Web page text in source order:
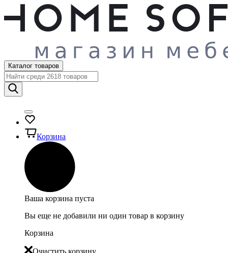
Каталог товаров
Корзина
Ваша корзина пуста
Вы еще не добавили ни один товар в корзину
Корзина
Очистить корзину